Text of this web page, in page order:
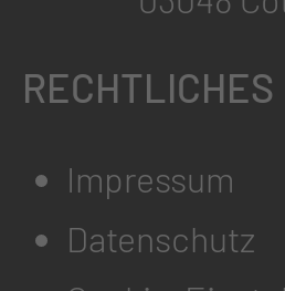
RECHTLICHES
Impressum
Datenschutz